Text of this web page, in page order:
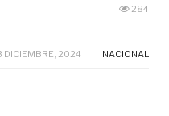
284
DICIEMBRE, 2024 NACIONAL